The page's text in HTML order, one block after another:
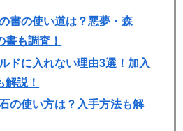
書の使い道は？悪夢・森
書も調査！
ドに入れない理由3選！加入
解説！
の使い方は？入手方法も解